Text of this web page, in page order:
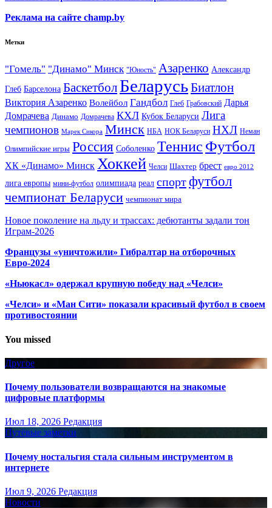
Реклама на сайте champ.by
Метки
"Гомель" "Динамо" Минск "Юность" Азаренко Александр
Глеб Барселона Баскетбол БеларусьБиатлон
Виктория Азаренко Волейбол Гандбол Глеб Грабовский Дарья
Домрачева Динамо Домрачева КХЛ Кубок Беларуси Лига
чемпионов Марек Сикора Минск НБА НОК Беларуси НХЛ Неман
Олимпийские игры Россия Соболенко Теннис Футбол
ХК «Динамо» Минск Хоккей Челси Шахтер брест евро 2012
лига европы мини-футбол олимпиада реал спортфутбол
чемпионат Беларуси чемпионат мира
Новое поколение на льду и трассах: дебютанты задали тон
Играм-2026
Французы «уничтожили» Гибралтар на отборочных
Евро-2024
«Ньюкасл» одержал крупную победу над «Челси»
«Челси» и «Ман Сити» показали красивый футбол в своем
противостоянии
You missed
Другое
Почему пользователи возвращаются на знакомые
цифровые платформы
Июл 18, 2026 Редакция
Путёвые заметки
Почему ностальгия стала сильным инструментом в
интернете
Июл 9, 2026 Редакция
Новости